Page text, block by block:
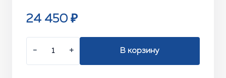
24 450 ₽
− + В корзину